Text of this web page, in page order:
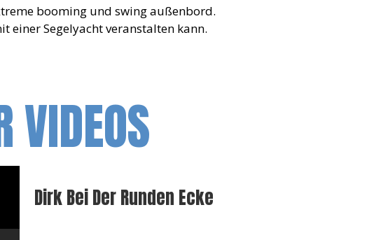
booming und swing außenbord.
einer Segelyacht veranstalten kann.
VIDEOS
Dirk Bei Der Runden Ecke